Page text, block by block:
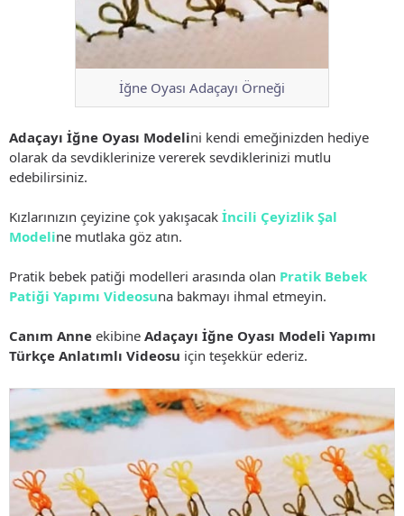
İğne Oyası Adaçayı Örneği
Adaçayı İğne Oyası Modelini kendi emeğinizden hediye
olarak da sevdiklerinize vererek sevdiklerinizi mutlu
edebilirsiniz.
Kızlarınızın çeyizine çok yakışacak İncili Çeyizlik Şal
Modeline mutlaka göz atın.
Pratik bebek patiği modelleri arasında olan Pratik Bebek
Patiği Yapımı Videosuna bakmayı ihmal etmeyin.
Canım Anne ekibine Adaçayı İğne Oyası Modeli Yapımı
Türkçe Anlatımlı Videosu için teşekkür ederiz.